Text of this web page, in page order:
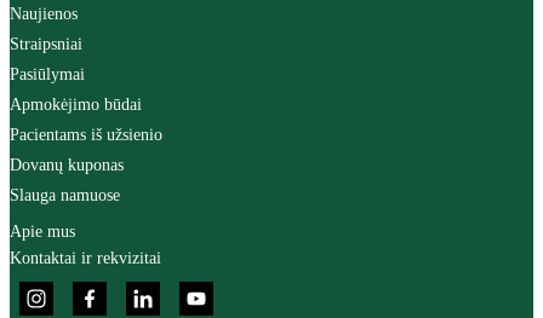
Naujienos
Straipsniai
Pasiūlymai
Apmokėjimo būdai
Pacientams iš užsienio
Dovanų kuponas
Slauga namuose
Apie mus
Kontaktai ir rekvizitai